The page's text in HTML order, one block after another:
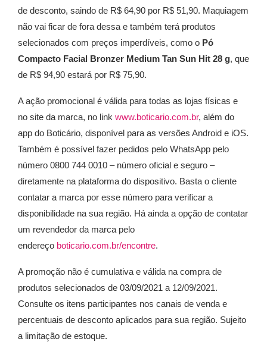
de desconto, saindo de R$ 64,90 por R$ 51,90. Maquiagem
não vai ficar de fora dessa e também terá produtos
selecionados com preços imperdíveis, como o Pó
Compacto Facial Bronzer Medium Tan Sun Hit 28 g, que
de R$ 94,90 estará por R$ 75,90.
A ação promocional é válida para todas as lojas físicas e
no site da marca, no link www.boticario.com.br, além do
app do Boticário, disponível para as versões Android e iOS.
Também é possível fazer pedidos pelo WhatsApp pelo
número 0800 744 0010 – número oficial e seguro –
diretamente na plataforma do dispositivo. Basta o cliente
contatar a marca por esse número para verificar a
disponibilidade na sua região. Há ainda a opção de contatar
um revendedor da marca pelo
endereço boticario.com.br/encontre.
A promoção não é cumulativa e válida na compra de
produtos selecionados de 03/09/2021 a 12/09/2021.
Consulte os itens participantes nos canais de venda e
percentuais de desconto aplicados para sua região. Sujeito
a limitação de estoque.